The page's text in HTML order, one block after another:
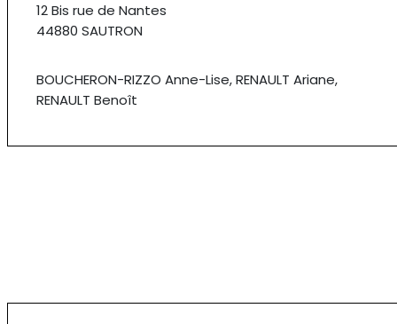
12 Bis rue de Nantes
44880 SAUTRON
BOUCHERON-RIZZO Anne-Lise, RENAULT Ariane,
RENAULT Benoît